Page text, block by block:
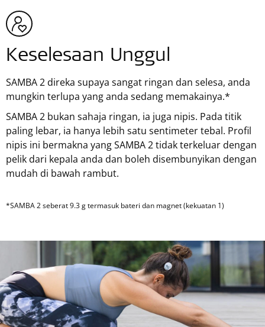
Keselesaan Unggul
SAMBA 2 direka supaya sangat ringan dan selesa, anda
mungkin terlupa yang anda sedang memakainya.*
SAMBA 2 bukan sahaja ringan, ia juga nipis. Pada titik
paling lebar, ia hanya lebih satu sentimeter tebal. Profil
nipis ini bermakna yang SAMBA 2 tidak terkeluar dengan
pelik dari kepala anda dan boleh disembunyikan dengan
mudah di bawah rambut.
*SAMBA 2 seberat 9.3 g termasuk bateri dan magnet (kekuatan 1)